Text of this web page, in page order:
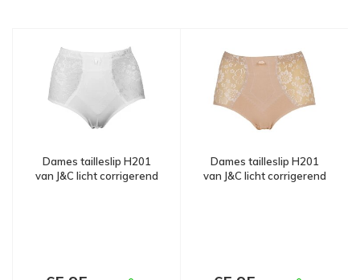
Dames tailleslip H201
van J&C licht corrigerend
Dames tailleslip H201
van J&C licht corrigerend